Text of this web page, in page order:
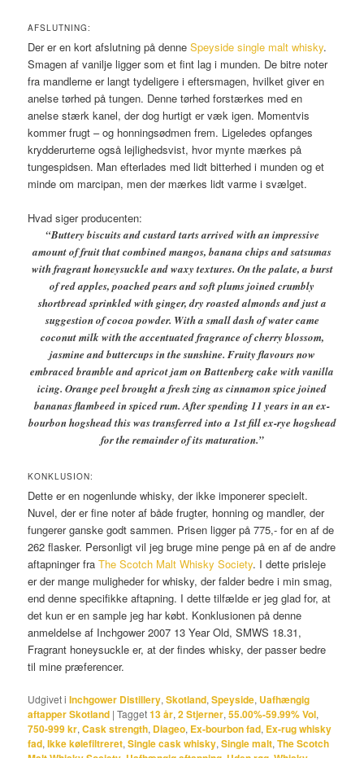
AFSLUTNING:
Der er en kort afslutning på denneSpeyside single malt whisky.
Smagen af vanilje ligger som et fint lag i munden. De bitre noter
fra mandlerne er langt tydeligere i eftersmagen, hvilket giver en
anelse tørhed på tungen. Denne tørhed forstærkes med en
anelse stærk kanel, der dog hurtigt er væk igen. Momentvis
kommer frugt – og honningsødmen frem. Ligeledes opfanges
krydderurterne også lejlighedsvist, hvor mynte mærkes på
tungespidsen. Man efterlades med lidt bitterhed i munden og et
minde om marcipan, men der mærkes lidt varme i svælget.
Hvad siger producenten:
“Buttery biscuits and custard tarts arrived with an impressive
amount of fruit that combined mangos, banana chips and satsumas
with fragrant honeysuckle and waxy textures. On the palate, a burst
of red apples, poached pears and soft plums joined crumbly
shortbread sprinkled with ginger, dry roasted almonds and just a
suggestion of cocoa powder. With a small dash of water came
coconut milk with the accentuated fragrance of cherry blossom,
jasmine and buttercups in the sunshine. Fruity flavours now
embraced bramble and apricot jam on Battenberg cake with vanilla
icing. Orange peel brought a fresh zing as cinnamon spice joined
bananas flambeed in spiced rum. After spending 11 years in an ex-
bourbon hogshead this was transferred into a 1st fill ex-rye hogshead
for the remainder of its maturation.”
KONKLUSION:
Dette er en nogenlunde whisky, der ikke imponerer specielt.
Nuvel, der er fine noter af både frugter, honning og mandler, der
fungerer ganske godt sammen. Prisen ligger på 775,- for en af de
262 flasker. Personligt vil jeg bruge mine penge på en af de andre
aftapninger fraThe Scotch Malt Whisky Society. I dette prisleje
er der mange muligheder for whisky, der falder bedre i min smag,
end denne specifikke aftapning. I dette tilfælde er jeg glad for, at
det kun er en sample jeg har købt. Konklusionen på denne
anmeldelse af Inchgower 2007 13 Year Old, SMWS 18.31,
Fragrant honeysuckle er, at der findes whisky, der passer bedre
til mine præferencer.
Udgivet i Inchgower Distillery,Skotland,Speyside, Uafhængig
aftapper Skotland |Tagget13 år,2 Stjerner,55.00%-59.99% Vol,
750-999 kr,Cask strength, Diageo, Ex-bourbon fad, Ex-rug whisky
fad,Ikke kølefiltreret,Single cask whisky,Single malt,The Scotch